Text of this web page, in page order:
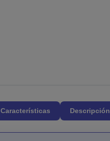
Características Descripción